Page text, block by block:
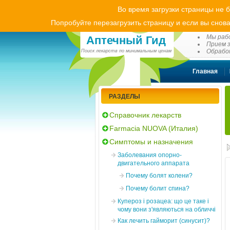
Аптечный Гид
Поиск лекарств по минимальным ценам
Во время загрузки страницы
Попробуйте перезагрузить страницу и если вы
Мы
Прием
Главная
РАЗДЕЛЫ
Справочник лекарств
Farmacia NUOVA (Италия)
Симптомы и назначения
Заболевания опорно-
двигательного аппарата
Почему болят колени?
Почему болит спина?
Купероз і розацеа: що це таке і
чому вони з'являються на обличчі
Как лечить гайморит (синусит)?